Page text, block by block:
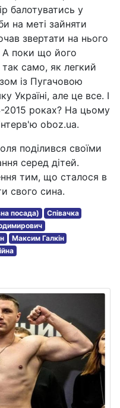
балотуватись у
на меті зайняти
звертати на нього
А поки що його
само, як легкий
із Пугачовою
Україні, але це все. І
2015 роках? На цьому
oboz.ua.
поділився своїми
серед дітей.
тим, що сталося в
свого сина.
посада)
Співачка
Максим Галкін